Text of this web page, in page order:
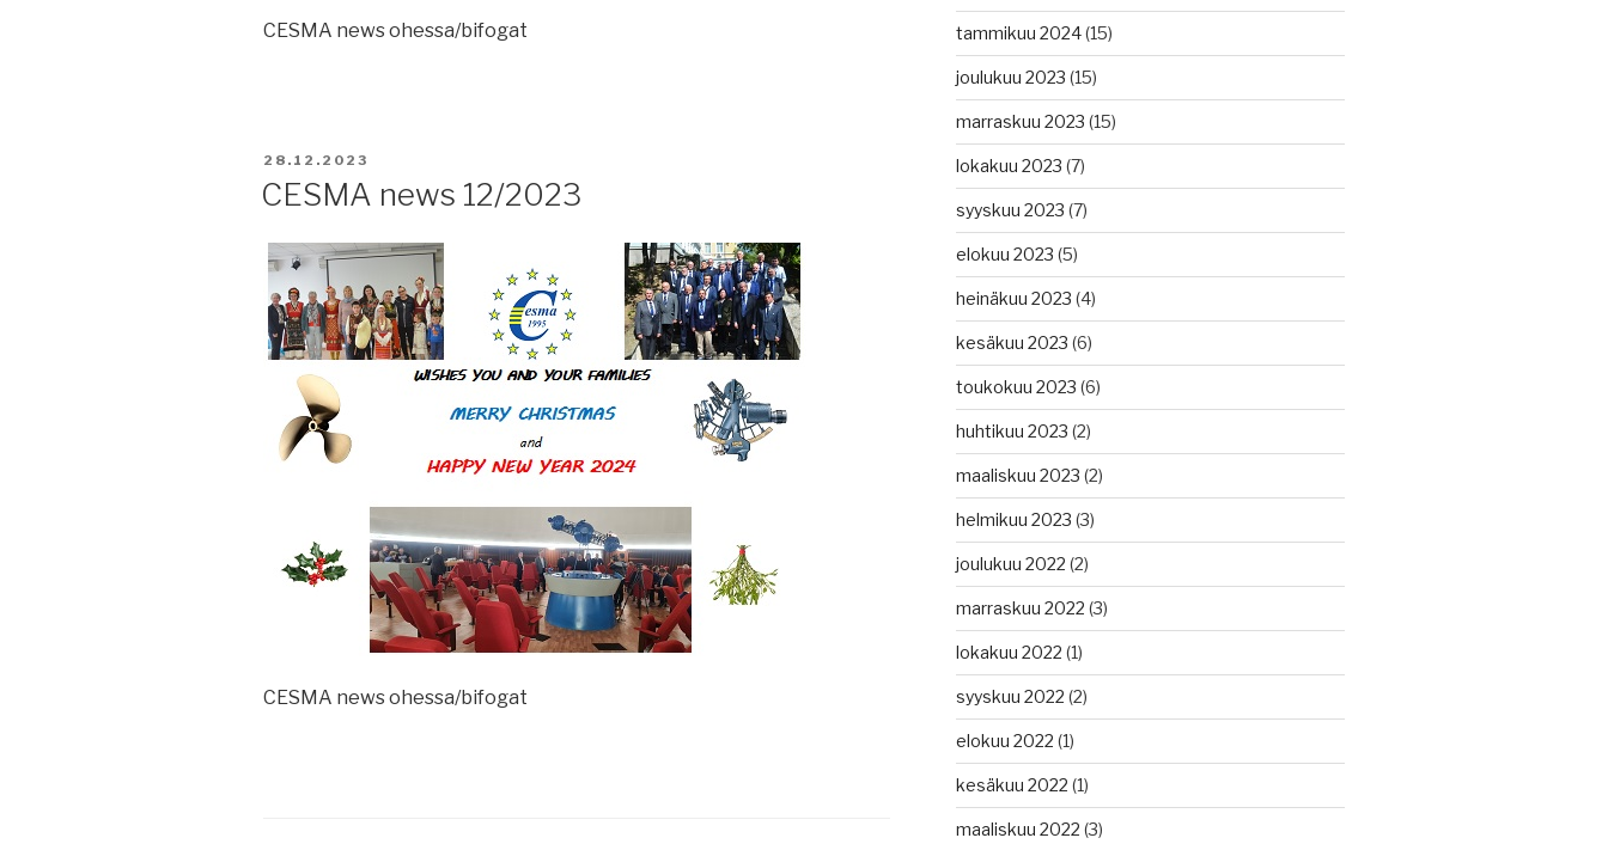
CESMA news ohessa/bifogat
JULKAISTU
28.12.2023
CESMA news 12/2023
CESMA news ohessa/bifogat
tammikuu 2024(15)
joulukuu 2023 (15)
marraskuu 2023 (15)
lokakuu 2023 (7)
syyskuu 2023 (7)
elokuu 2023 (5)
heinäkuu 2023 (4)
kesäkuu 2023 (6)
toukokuu 2023 (6)
huhtikuu 2023 (2)
maaliskuu 2023 (2)
helmikuu 2023 (3)
joulukuu 2022 (2)
marraskuu 2022 (3)
lokakuu 2022 (1)
syyskuu 2022 (2)
elokuu 2022 (1)
kesäkuu 2022 (1)
maaliskuu 2022 (3)